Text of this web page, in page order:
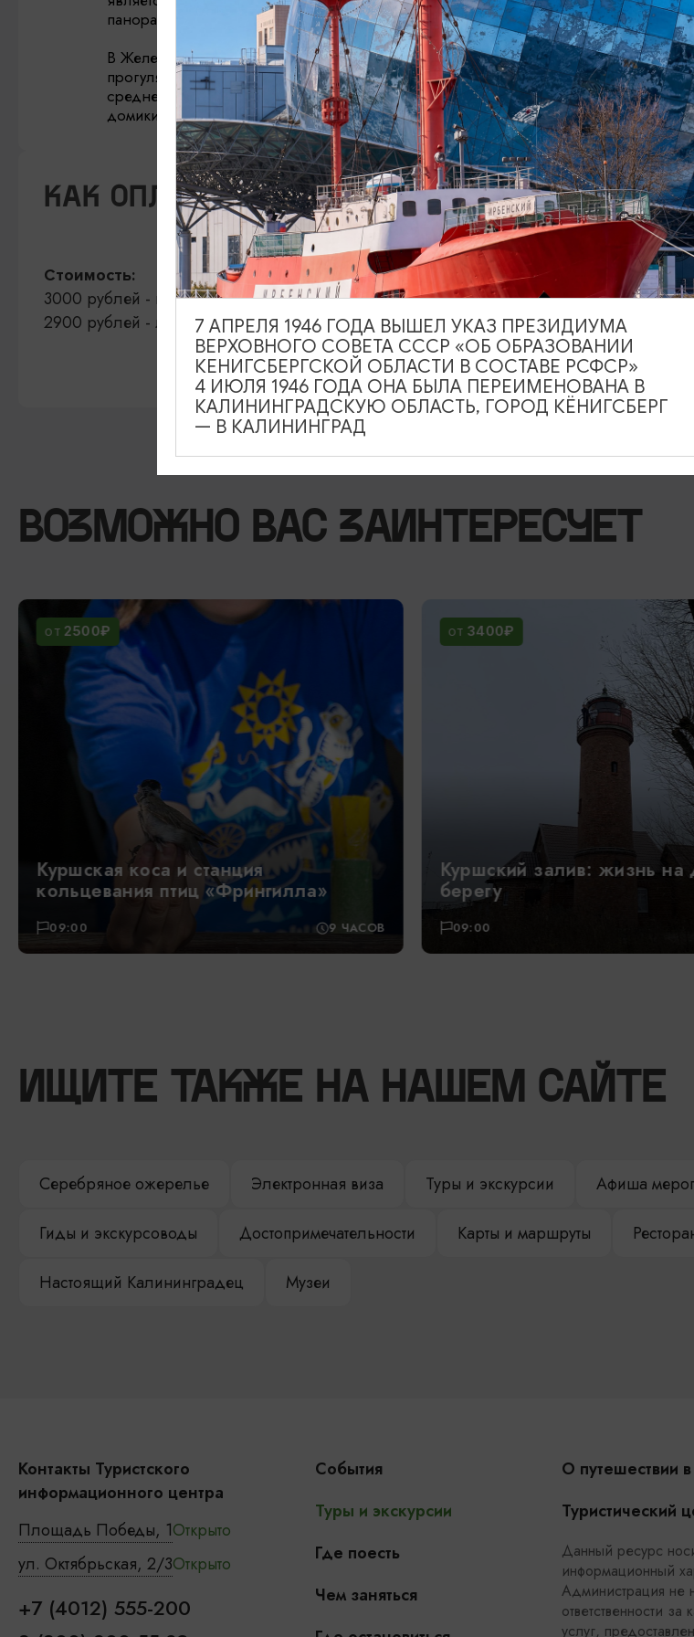
панорамным видом города.
В Железнодорожном (бывш. Гердауэн) вы осмотрите частьзамкового комплекса,
прогуляетесь по старинным кварталам, которые все еще хранят в себе следы
средневековья: брусчатые улочки, фахверковые здания и причудливые
домики.
КАК ОПЛАТИТЬ
Стоимость:
3000 рублей - взрослый.
2900 рублей - льготный.
ВОЗМОЖНО ВАС ЗАИНТЕРЕСУЕТ
ОТ 2500₽
Куршская коса и станция
кольцевания птиц «Фрингилла»
09:00 9 ЧАСОВ
ОТ 3400₽
Куршский залив: жизнь на
берегу
09:00
ИЩИТЕ ТАКЖЕ НА НАШЕМ САЙТЕ
Серебряное ожерелье Электронная виза Туры и экскурсии Афиша
Гиды и экскурсоводы Достопримечательности Карты и маршруты
Настоящий Калининградец Музеи
Контакты Туристского
информационного центра
Площадь Победы, 1Открыто
ул. Октябрьская, 2/3Открыто
+7 (4012) 555-200
События
Туры и экскурсии
Где поесть
Чем заняться
О путешествии
Туристический
Данный ресурс
информационный
Администрация не
ответственности за
услуг,
7 АПРЕЛЯ 1946 ГОДА ВЫШЕЛ УКАЗ ПРЕЗИДИУМА
ВЕРХОВНОГО СОВЕТА СССР «ОБ ОБРАЗОВАНИИ
КЕНИГСБЕРГСКОЙ ОБЛАСТИ В СОСТАВЕ РСФСР»
4 ИЮЛЯ 1946 ГОДА ОНА БЫЛА ПЕРЕИМЕНОВАНА В
КАЛИНИНГРАДСКУЮ ОБЛАСТЬ, ГОРОД КЁНИГСБЕРГ
— В КАЛИНИНГРАД